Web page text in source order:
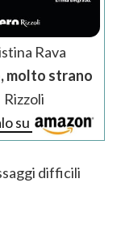
Rava
molto strano
Rizzoli
su
difficili